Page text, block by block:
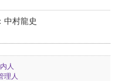
中村龍史
人
理人